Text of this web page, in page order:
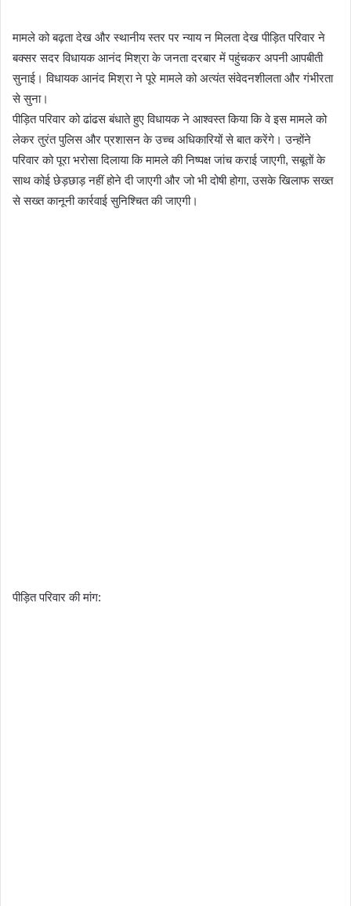
मामले को बढ़ता देख और स्थानीय स्तर पर न्याय न मिलता देख पीड़ित परिवार ने
बक्सर सदर विधायक आनंद मिश्रा के जनता दरबार में पहुंचकर अपनी आपबीती
सुनाई। विधायक आनंद मिश्रा ने पूरे मामले को अत्यंत संवेदनशीलता और गंभीरता
से सुना।
​पीड़ित परिवार को ढांढस बंधाते हुए विधायक ने आश्वस्त किया कि वे इस मामले को
लेकर तुरंत पुलिस और प्रशासन के उच्च अधिकारियों से बात करेंगे। उन्होंने
परिवार को पूरा भरोसा दिलाया कि मामले की निष्पक्ष जांच कराई जाएगी, सबूतों के
साथ कोई छेड़छाड़ नहीं होने दी जाएगी और जो भी दोषी होगा, उसके खिलाफ सख्त
से सख्त कानूनी कार्रवाई सुनिश्चित की जाएगी।
​पीड़ित परिवार की मांग: